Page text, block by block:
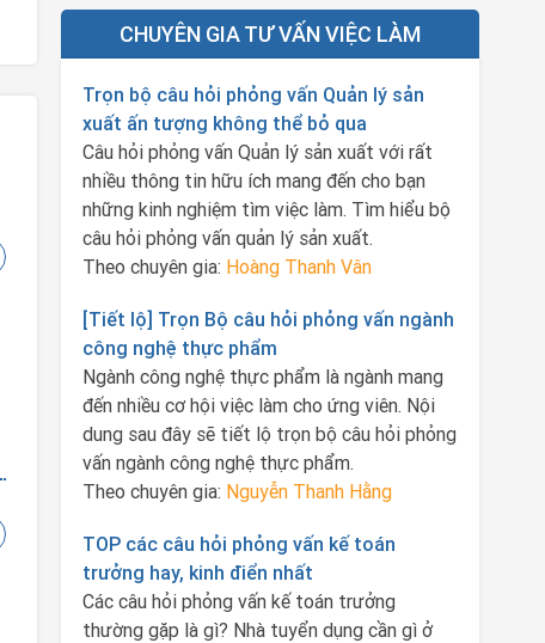
CHUYÊN GIA TƯ VẤN VIỆC LÀM
Trọn bộ câu hỏi phỏng vấn Quản lý sản
xuất ấn tượng không thể bỏ qua
Câu hỏi phỏng vấn Quản lý sản xuất với rất
nhiều thông tin hữu ích mang đến cho bạn
những kinh nghiệm tìm việc làm. Tìm hiểu bộ
câu hỏi phỏng vấn quản lý sản xuất.
Theo chuyên gia: Hoàng Thanh Vân
[Tiết lộ] Trọn Bộ câu hỏi phỏng vấn ngành
công nghệ thực phẩm
Ngành công nghệ thực phẩm là ngành mang
đến nhiều cơ hội việc làm cho ứng viên. Nội
dung sau đây sẽ tiết lộ trọn bộ câu hỏi phỏng
vấn ngành công nghệ thực phẩm.
Theo chuyên gia: Nguyễn Thanh Hằng
TOP các câu hỏi phỏng vấn kế toán
trưởng hay, kinh điển nhất
Các câu hỏi phỏng vấn kế toán trưởng
thường gặp là gì? Nhà tuyển dụng cần gì ở